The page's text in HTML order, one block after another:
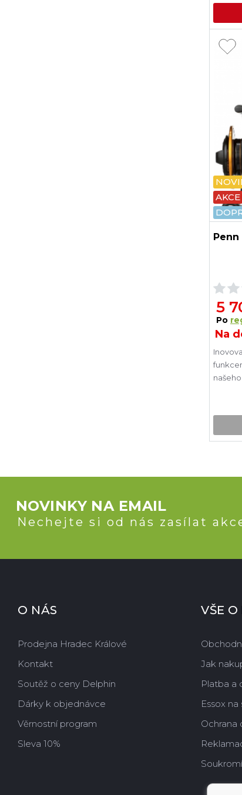
AKCE
Penn
5
Po
Na
funkcemi
NOVINKY NA EMAIL
Nechejte si od nás zasílat
O NÁS
Prodejna Hradec Králové
Kontakt
Soutěž o ceny Delphin
Dárky k objednávce
Věrnostní program
Sleva 10%
VŠE
Jak
Platba a
Essox
Ochrana